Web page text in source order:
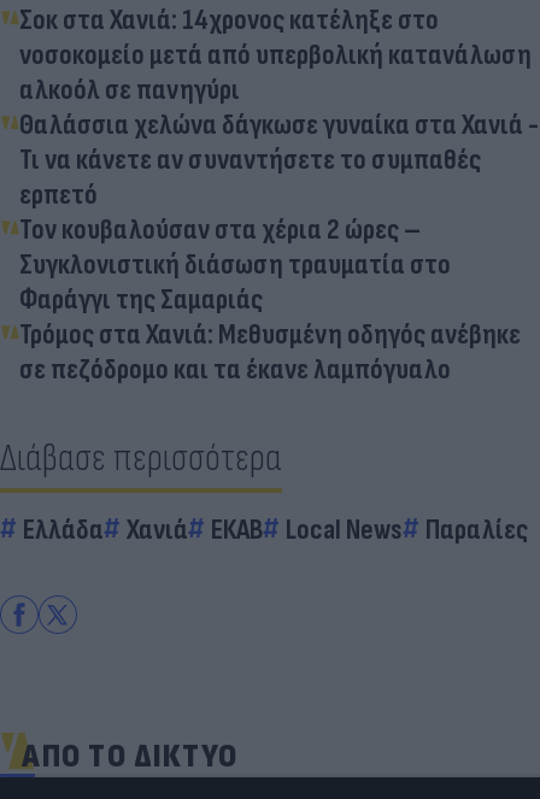
Σοκ στα Χανιά: 14χρονος κατέληξε στο
νοσοκομείο μετά από υπερβολική κατανάλωση
αλκοόλ σε πανηγύρι
Θαλάσσια χελώνα δάγκωσε γυναίκα στα Χανιά -
Τι να κάνετε αν συναντήσετε το συμπαθές
ερπετό
Τον κουβαλούσαν στα χέρια 2 ώρες –
Συγκλονιστική διάσωση τραυματία στο
Φαράγγι της Σαμαριάς
Τρόμος στα Χανιά: Μεθυσμένη οδηγός ανέβηκε
σε πεζόδρομο και τα έκανε λαμπόγυαλο
Διάβασε περισσότερα
Ελλάδα Χανιά ΕΚΑΒ Local News Παραλίες
ΑΠΟ ΤΟ ΔΙΚΤΥΟ